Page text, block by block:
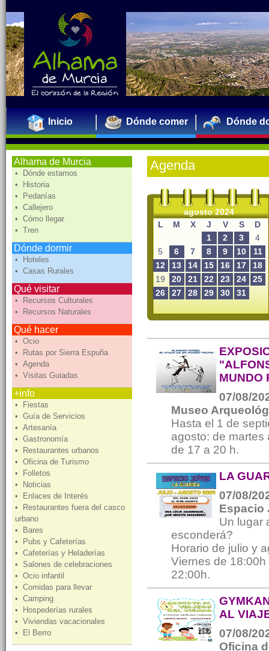
Inicio Dónde comer Dónde
Alhama de Murcia
• Dónde estamos
• Historia
• Pedanías
• Callejero
• Cómo llegar
• Tren
Dónde dormir
• Hoteles
• Casas Rurales
Qué visitar
• Recursos Culturales
• Recursos Naturales
Qué hacer
• Ocio
• Rutas por Sierra Espuña
• Agenda
• Visitas Guiadas
+info
• Fiestas
• Guía de Servicios
• Artesanía
• Gastronomía
• Restaurantes urbanos
• Oficina de Turismo
• Folletos
• Noticias
• Enlaces de Interés
• Restaurantes fuera del casco
urbano
• Bares
• Pubs y Cafeterías
• Cafeterías y Heladerías
• Salones de celebraciones
• Ocio infantil
• Comidas para llevar
• Camping
• Hospederías rurales
• Viviendas vacacionales
• El Berro
Agenda
agosto 2024
L
M X J V S
D
1
2 3
4
5
6 7 8 9 10
11
12
13 14 15 16 17
18
19
20 21 22 23 24
25
26
27 28 29 30 31
MUNDO
07/08/
Museo
Hasta el 1 de
agosto: de
de 17 a 20 h.
LA
07/08/
Espacio
Un lugar
esconderá?
Horario de julio y
Viernes de
22:00h.
AL
07/08/
Oficina